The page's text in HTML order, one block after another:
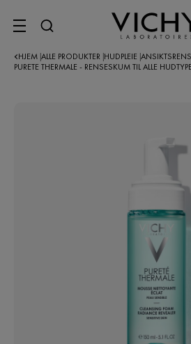
SITE MENU
HJEM ALLE PRODUKTER HUDPLEIE
PURETE THERMALE - RENSESKUM TIL ALLE